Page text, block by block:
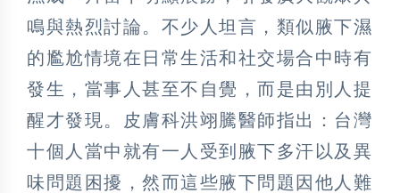
鳴與熱烈討論。不少人坦言，類似腋下濕
的尷尬情境在日常生活和社交場合中時有
發生，當事人甚至不自覺，而是由別人提
醒才發現。皮膚科洪翊騰醫師指出：台灣
十個人當中就有一人受到腋下多汗以及異
味問題困擾，然而這些腋下問題因他人難